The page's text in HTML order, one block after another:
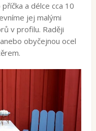
a délce cca 10
jej malými
v profilu. Raději
obyčejnou ocel